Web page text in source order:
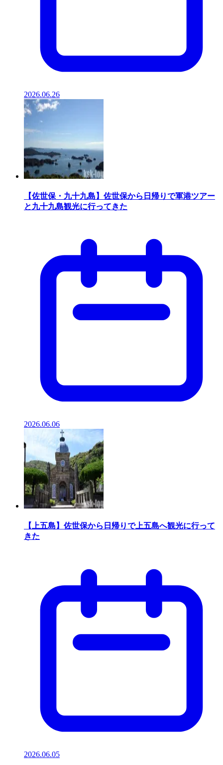
2026.06.26
【佐世保・九十九島】佐世保から日帰りで軍港ツアー
と九十九島観光に行ってきた
2026.06.06
【上五島】佐世保から日帰りで上五島へ観光に行って
きた
2026.06.05